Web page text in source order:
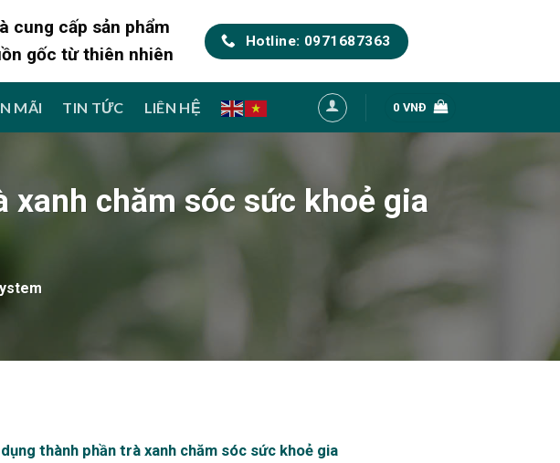
cung cấp sản phẩm
gốc từ thiên nhiên
Hotline: 0971687363
MÃI TIN TỨC LIÊN HỆ 0 VNĐ
xanh chăm sóc sức khoẻ gia
thành phần trà xanh chăm sóc sức khoẻ gia